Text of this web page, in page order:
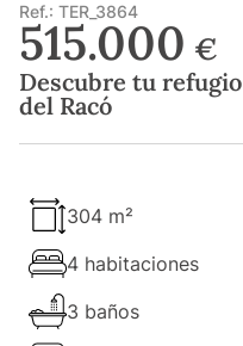
Ref.: TER_3864
515.000 €
Descubre tu
del Racó
304 m²
4 habitaciones
3 baños